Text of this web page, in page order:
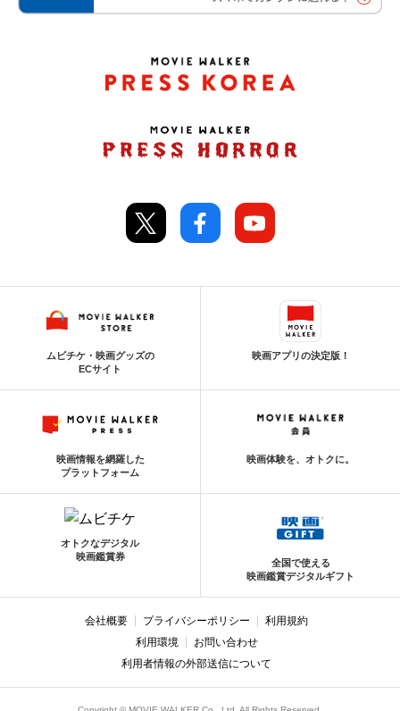
ムビチケ・映画グッズの
ECサイト
映画アプリの決定版！
映画情報を網羅した
プラットフォーム
映画体験を、オトクに。
オトクなデジタル
映画鑑賞券
全国で使える
映画鑑賞デジタルギフト
会社概要 プライバシーポリシー
利用規約
利用環境
お問い合わせ
利用者情報の外部送信について